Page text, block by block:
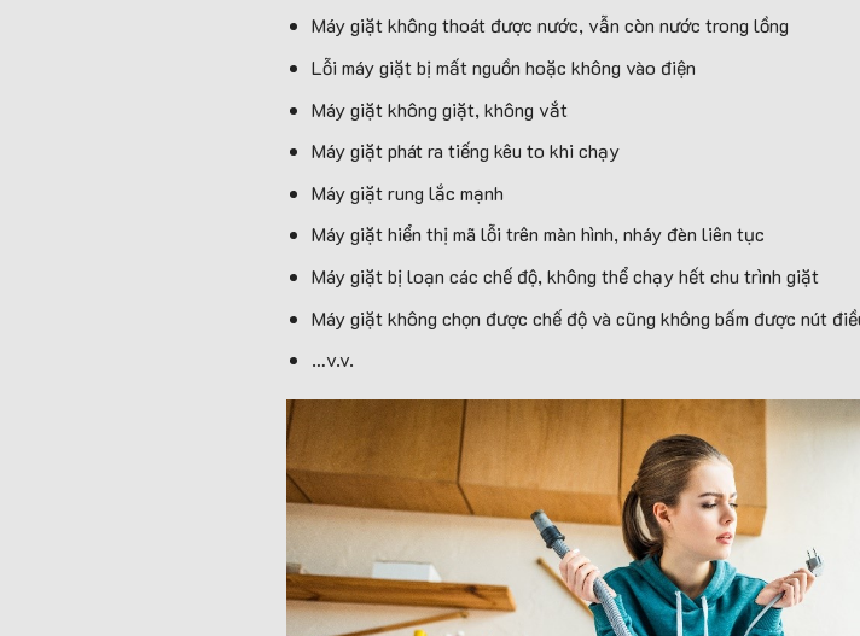
Máy giặt không thoát được nước, vẫn còn nước trong lồng
Lỗi máy giặt bị mất nguồn hoặc không vào điện
Máy giặt không giặt, không vắt
Máy giặt phát ra tiếng kêu to khi chạy
Máy giặt rung lắc mạnh
Máy giặt hiển thị mã lỗi trên màn hình, nháy đèn liên tục
Máy giặt bị loạn các chế độ, không thể chạy hết chu trình giặt
Máy giặt không chọn được chế độ và cũng không bấm được nút
…v.v.